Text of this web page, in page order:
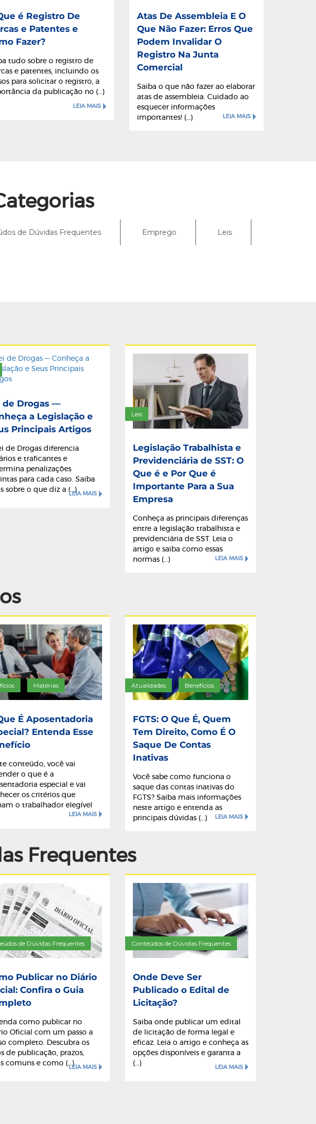
é Registro De
e Patentes e
Fazer?
tudo sobre o registro de
e patentes, incluindo os
para solicitar o registro, a
da publicação no (...)
LEIA MAIS
Atas De Assembleia E O
Que Não Fazer: Erros Que
Podem Invalidar O
Registro Na Junta
Comercial
Saiba o que não fazer ao elaborar
atas de assembleia. Cuidado ao
esquecer informações
importantes! (...)
LEIA MAIS
de Dúvidas Frequentes Emprego Leis
de Drogas —
a Legislação e
Principais Artigos
de Drogas diferencia
e traficantes e
penalizações
para cada caso. Saiba
sobre o que diz a (...)
LEIA MAIS
Leis
Legislação Trabalhista e
Previdenciária de SST: O
Que é e Por Que é
Importante Para a Sua
Empresa
Conheça as principais diferenças
entre a legislação trabalhista e
previdenciária de SST. Leia o
artigo e saiba como essas
normas (...)
LEIA MAIS
Matérias
É Aposentadoria
Entenda Esse
conteúdo, você vai
o que é a
especial e vai
os critérios que
o trabalhador elegível
LEIA MAIS
Atualidades / Benefícios
FGTS: O Que É, Quem
Tem Direito, Como É O
Saque De Contas
Inativas
Você sabe como funciona o
saque das contas inativas do
FGTS? Saiba mais informações
neste artigo e entenda as
principais dúvidas (...)
LEIA MAIS
Frequentes
de Dúvidas Frequentes
Publicar no Diário
Confira o Guia
como publicar no
Oficial com um passo a
completo. Descubra os
de publicação, prazos,
comuns e como (...)
LEIA MAIS
Conteúdos de Dúvidas Frequentes
Onde Deve Ser
Publicado o Edital de
Licitação?
Saiba onde publicar um edital
de licitação de forma legal e
eficaz. Leia o artigo e conheça as
opções disponíveis e garanta a
(...)
LEIA MAIS